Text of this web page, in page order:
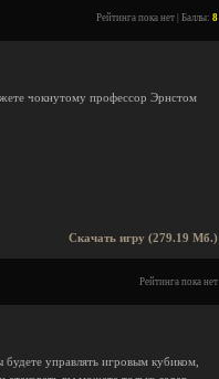
Рейтинга пока нет | Баллы: 8
чокнутому профессор Эрнстом
Скачать игру (279.19 Мб.)
Рейтинга пока нет
управлять игровым кубиком,